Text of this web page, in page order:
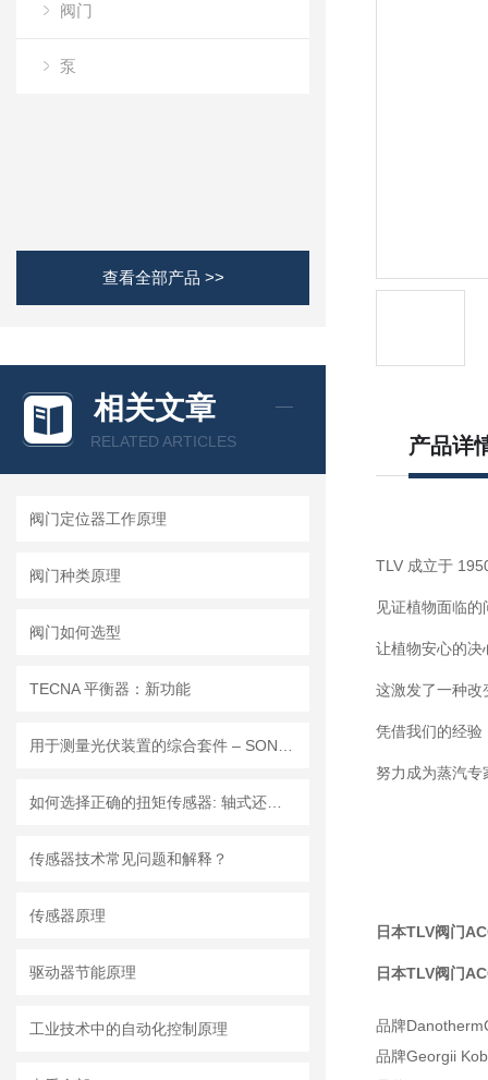
阀门
泵
查看全部产品 >>
相关文章
RELATED ARTICLES
阀门定位器工作原理
阀门种类原理
阀门如何选型
TECNA 平衡器：新功能
传感器技术常见问题和解释？
传感器原理
驱动器节能原理
工业技术中的自动化控制原理
产品详
TLV 成立于
见证植物面临
让植物安心的决
这激发了一种
凭借我们的经
努力成为蒸汽专
日本TLV阀门
日本TLV阀门
品牌Danotherm
品牌Georgii